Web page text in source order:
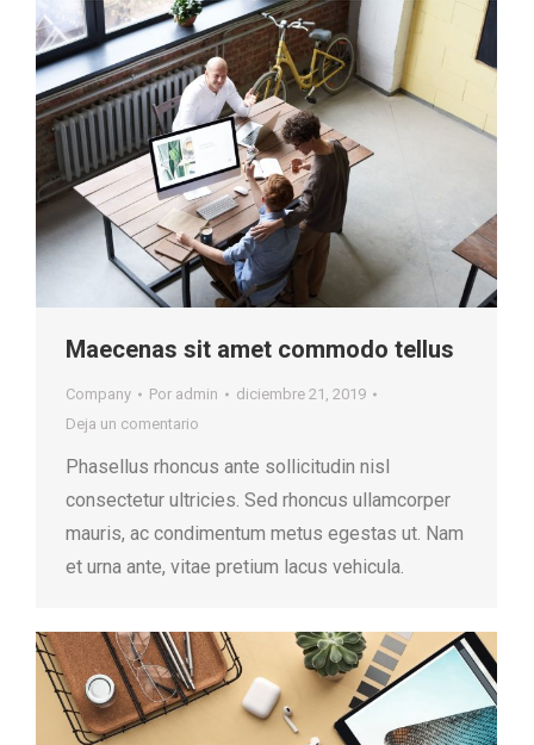
Maecenas sit amet commodo tellus
Company Por admin
diciembre 21, 2019
Deja un comentario
Phasellus rhoncus ante sollicitudin nisl
consectetur ultricies. Sed rhoncus ullamcorper
mauris, ac condimentum metus egestas ut. Nam
et urna ante, vitae pretium lacus vehicula.